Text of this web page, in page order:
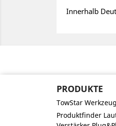
Innerhalb
PRODUKTE
TowStar
Produktfinder